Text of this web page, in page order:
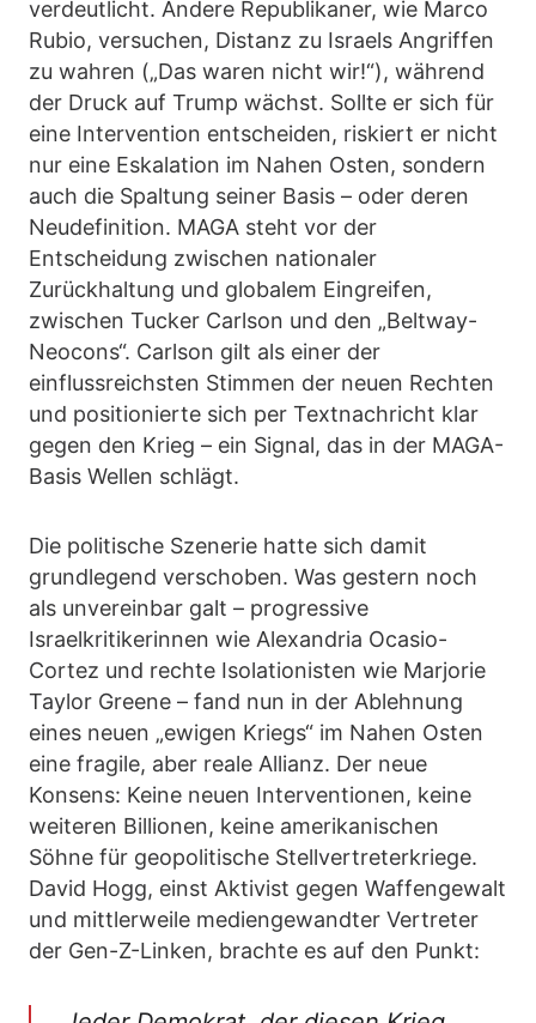
verdeutlicht. Andere Republikaner, wie Marco
Rubio, versuchen, Distanz zu Israels Angriffen
zu wahren („Das waren nicht wir!“), während
der Druck auf Trump wächst. Sollte er sich für
eine Intervention entscheiden, riskiert er nicht
nur eine Eskalation im Nahen Osten, sondern
auch die Spaltung seiner Basis – oder deren
Neudefinition. MAGA steht vor der
Entscheidung zwischen nationaler
Zurückhaltung und globalem Eingreifen,
zwischen Tucker Carlson und den „Beltway-
Neocons“. Carlson gilt als einer der
einflussreichsten Stimmen der neuen Rechten
und positionierte sich per Textnachricht klar
gegen den Krieg – ein Signal, das in der MAGA-
Basis Wellen schlägt.
Die politische Szenerie hatte sich damit
grundlegend verschoben. Was gestern noch
als unvereinbar galt – progressive
Israelkritikerinnen wie Alexandria Ocasio-
Cortez und rechte Isolationisten wie Marjorie
Taylor Greene – fand nun in der Ablehnung
eines neuen „ewigen Kriegs“ im Nahen Osten
eine fragile, aber reale Allianz. Der neue
Konsens: Keine neuen Interventionen, keine
weiteren Billionen, keine amerikanischen
Söhne für geopolitische Stellvertreterkriege.
David Hogg, einst Aktivist gegen Waffengewalt
und mittlerweile mediengewandter Vertreter
der Gen-Z-Linken, brachte es auf den Punkt: